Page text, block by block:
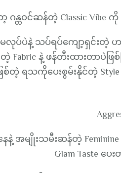
ဝင်ဆန်တဲ့ Classic Vibe ကို
မလုပ်ပဲနဲ့ သပ်ရပ်ကျော့ရှင်းတဲ့
တဲ့ Fabric နဲ့ ဖန်တီးထားတာပဲဖ
ြစ်တဲ့ ရသကိုပေးစွမ်းနိုင်တဲ့ Style
ျိုးသမီးဆန်တဲ့ Feminine
Glam Taste ပေး